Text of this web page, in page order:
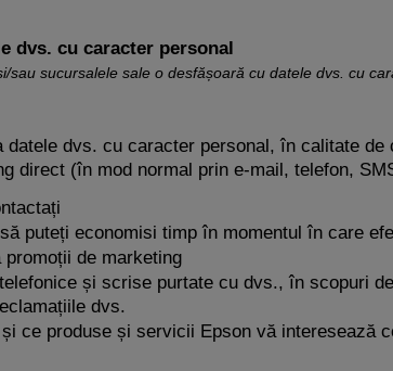
dvs. cu caracter personal
sau sucursalele sale o desfășoară cu datele dvs. cu
dvs. cu caracter personal, în calitate
direct (în mod normal prin e-mail, telefon,
puteți economisi timp în momentul în care
de marketing
și scrise purtate cu dvs., în scopuri
dvs.
ce produse și servicii Epson vă interesează